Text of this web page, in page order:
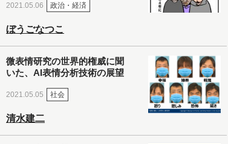
2021.05.06 政治・経済
ぼうごなつこ
微表情研究の世界的権威に聞
いた、AI表情分析技術の展望
2021.05.05 社会
清水建二